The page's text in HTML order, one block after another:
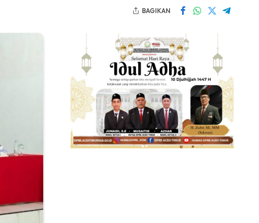
BAGIKAN